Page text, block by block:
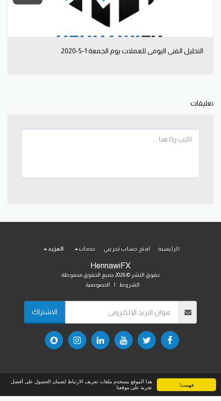
فهمت!
هذا الموقع يستخدم ملفات تعريف الارتباط لضمان الحصول على أفضل
تجربة على موقعنا
التحليل الفني اليومي للعملات يوم الجمعة 1-5-2020
تعليقات
HennawiFX
حقوق النشر © 2026 جميع الحقوق محفوظة
الشروط
الخصوصية
الرئيسية افتح حساب تجريبي خدمات المزيد
الاشتراك